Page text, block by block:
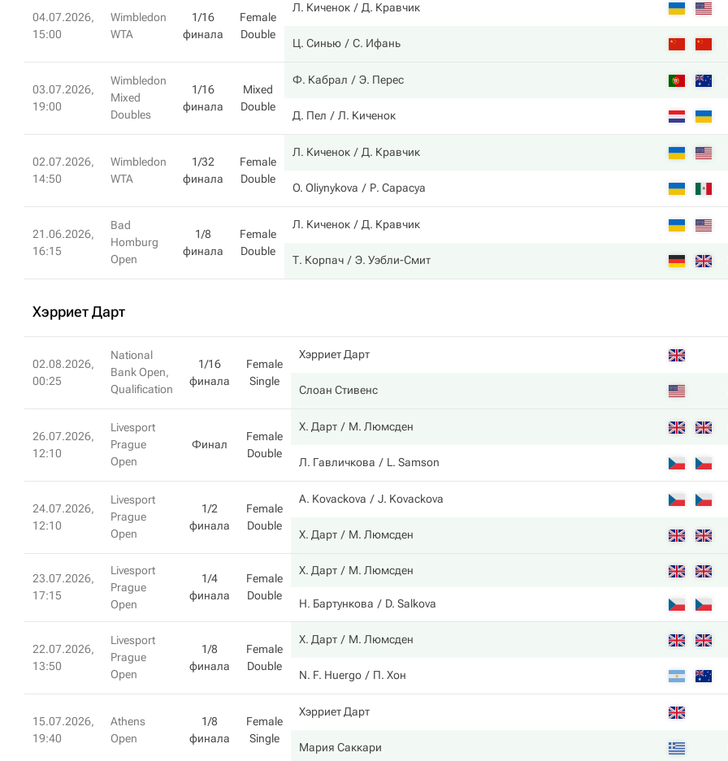
04.07.2026,
15:00
Wimbledon
WTA
1/16
финала
Female
Double
Л. Киченок Д. Кравчик
Ц. Синью С. Ифань
03.07.2026,
19:00
Wimbledon
Mixed
Doubles
1/16
финала
Mixed
Double
Ф. Кабрал Э. Перес
Д. Пел Л. Киченок
02.07.2026,
14:50
Wimbledon
WTA
1/32
финала
Female
Double
Л. Киченок Д. Кравчик
O. Oliynykova Р. Сарасуа
21.06.2026,
16:15
Bad
Homburg
Open
1/8
финала
Female
Double
Л. Киченок Д. Кравчик
Т. Корпач Э. Уэбли-Смит
Хэрриет Дарт
02.08.2026,
00:25
National
Bank Open,
Qualification
1/16
финала
Female
Single
Хэрриет Дарт
Слоан Стивенс
26.07.2026,
12:10
Livesport
Prague
Open
Финал
Female
Double
Х. Дарт М. Люмсден
Л. Гавличкова L. Samson
24.07.2026,
12:10
Livesport
Prague
Open
1/2
финала
Female
Double
A. Kovackova J. Kovackova
Х. Дарт М. Люмсден
23.07.2026,
17:15
Livesport
Prague
Open
1/4
финала
Female
Double
Х. Дарт М. Люмсден
Н. Бартункова D. Salkova
22.07.2026,
13:50
Livesport
Prague
Open
1/8
финала
Female
Double
Х. Дарт М. Люмсден
N. F. Huergo П. Хон
15.07.2026,
19:40
Athens
Open
1/8
финала
Female
Single
Хэрриет Дарт
Мария Саккари